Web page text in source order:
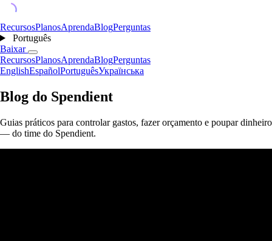
RecursosPlanosAprendaBlogPerguntas
Português
Baixar
RecursosPlanosAprendaBlogPerguntas
EnglishEspañolPortuguêsУкраїнська
Blog do Spendient
Guias práticos para controlar gastos, fazer orçamento e poupar dinheiro
— do time do Spendient.